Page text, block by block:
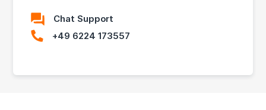
Chat Support
+49 6224 173557